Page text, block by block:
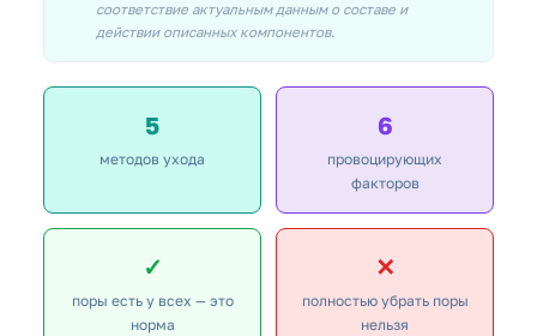
соответствие актуальным данным о составе и
действии описанных компонентов.
5
методов ухода
6
провоцирующих
факторов
✓
поры есть у всех — это
норма
✕
полностью убрать поры
нельзя